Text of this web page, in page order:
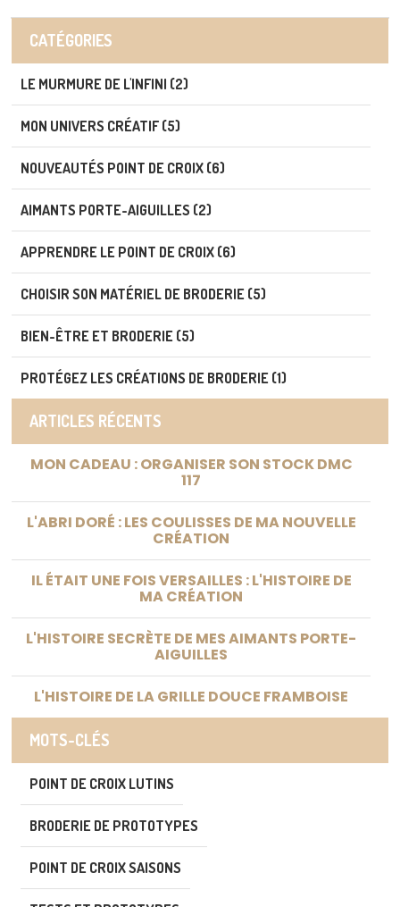
CATÉGORIES
LE MURMURE DE L'INFINI (2)
MON UNIVERS CRÉATIF (5)
NOUVEAUTÉS POINT DE CROIX (6)
AIMANTS PORTE-AIGUILLES (2)
APPRENDRE LE POINT DE CROIX (6)
CHOISIR SON MATÉRIEL DE BRODERIE (5)
BIEN-ÊTRE ET BRODERIE (5)
PROTÉGEZ LES CRÉATIONS DE BRODERIE (1)
ARTICLES RÉCENTS
MON CADEAU : ORGANISER SON STOCK DMC
117
L'ABRI DORÉ : LES COULISSES DE MA NOUVELLE
CRÉATION
IL ÉTAIT UNE FOIS VERSAILLES : L'HISTOIRE DE
MA CRÉATION
L'HISTOIRE SECRÈTE DE MES AIMANTS PORTE-
AIGUILLES
L'HISTOIRE DE LA GRILLE DOUCE FRAMBOISE
MOTS-CLÉS
POINT DE CROIX LUTINS
BRODERIE DE PROTOTYPES
POINT DE CROIX SAISONS